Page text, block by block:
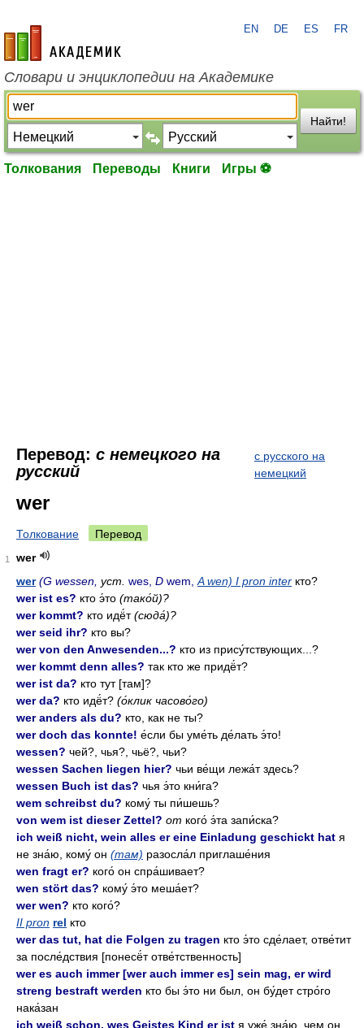
academic.ru
EN DE ES FR
Словари и энциклопедии на Академике
Найти!
Толкования Переводы Книги Игры ⚽
Перевод: с немецкого на
русский
с русского на
немецкий
wer
Толкование Перевод
1
wer
wer (G wessen, уст. wes, D wem, A wen) I pron inter кто?
wer ist es? кто э́то (тако́й)?
wer kommt? кто идё́т(сюда́)?
wer seid ihr? кто вы?
wer von den Anwesenden...? кто из прису́тствующих...?
wer kommt denn alles? так кто же придё́т?
wer ist da? кто тут [там]?
wer da? кто идё́т? (о́клик часово́го)
wer anders als du? кто, как не ты?
wer doch das konnte! е́сли бы уме́ть де́лать э́то!
wessen? чей?, чья?, чьё?, чьи?
wessen Sachen liegen hier? чьи ве́щи лежа́т здесь?
wessen Buch ist das? чья э́то кни́га?
wem schreibst du? кому́ ты пи́шешь?
von wem ist dieser Zettel? от кого́ э́та запи́ска?
ich weiß nicht, wein alles er eine Einladung geschickt hat я
не зна́ю, кому́ он (там) разосла́л приглаше́ния
wen fragt er? кого́ он спра́шивает?
wen stört das? кому́ э́то меша́ет?
wer wen? кто кого́?
II pron rel кто
wer das tut, hat die Folgen zu tragen кто э́то сде́лает, отве́тит
за после́дствия [понесё́т отве́тственность]
wer es auch immer [wer auch immer es] sein mag, er wird
streng bestraft werden кто бы э́то ни был, он бу́дет стро́го
нака́зан
ich weiß schon, wes Geistes Kind er ist я уже́ зна́ю, чем он